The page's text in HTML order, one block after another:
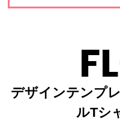
デザインテンプ
ルTシ